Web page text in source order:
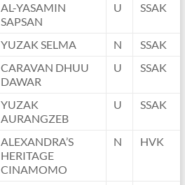
AL-YASAMIN
SAPSAN
U SSAK
YUZAK SELMA N
SSAK
CARAVAN DHUU
DAWAR
U SSAK
YUZAK
AURANGZEB
U SSAK
ALEXANDRA’S
HERITAGE
CINAMOMO
N HVK